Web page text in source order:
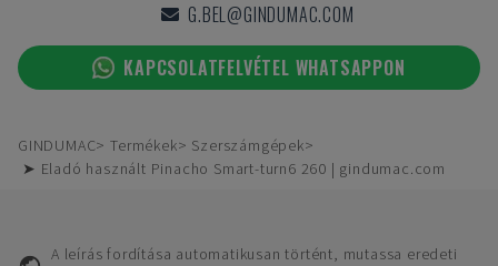
G.BEL@GINDUMAC.COM
KAPCSOLATFELVÉTEL WHATSAPPON
GINDUMAC Termékek
Szerszámgépek
➤ Eladó használt Pinacho Smart-turn6 260 | gindumac.com
A leírás fordítása automatikusan történt, mutassa eredeti